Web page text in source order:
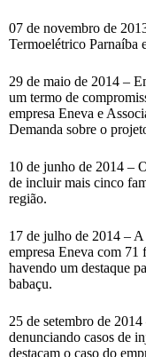
07 de novembro de
Termoelétrico Parnaíba
29 de maio de 2014 –
um termo de
empresa Eneva e
Demanda sobre o
10 de junho de 2014 –
de incluir mais cinco
região.
17 de julho de 2014 –
empresa Eneva com 71
havendo um destaque
babaçu.
25 de setembro de
denunciando casos de
destacam o caso do